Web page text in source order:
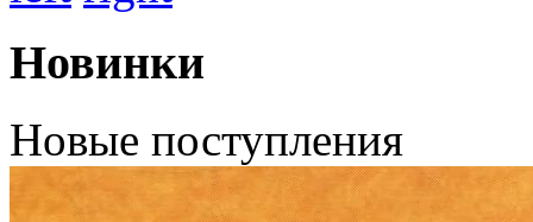
Новинки
Новые поступления